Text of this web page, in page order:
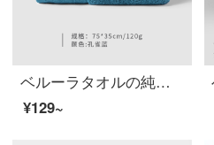
ベルーラタオルの純綿洗顔と家庭用男女パカップルホテルの高級金牛の厚い綿を加えて、柔らかくて水を吸い込んで、毛穴のそばかすを落としません。
¥129~